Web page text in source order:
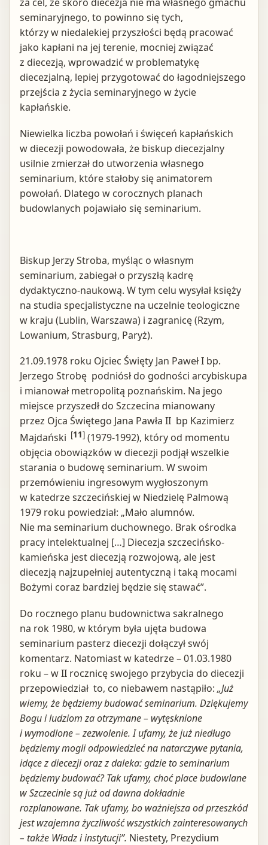
za cel, że skoro diecezja nie ma własnego gmachu
seminaryjnego, to powinno się tych,
którzy w niedalekiej przyszłości będą pracować
jako kapłani na jej terenie, mocniej związać
z diecezją, wprowadzić w problematykę
diecezjalną, lepiej przygotować do łagodniejszego
przejścia z życia seminaryjnego w życie
kapłańskie.
Niewielka liczba powołań i święceń kapłańskich
w diecezji powodowała, że biskup diecezjalny
usilnie zmierzał do utworzenia własnego
seminarium, które stałoby się animatorem
powołań. Dlatego w corocznych planach
budowlanych pojawiało się seminarium.
Biskup Jerzy Stroba, myśląc o własnym
seminarium, zabiegał o przyszłą kadrę
dydaktyczno-naukową. W tym celu wysyłał księży
na studia specjalistyczne na uczelnie teologiczne
w kraju (Lublin, Warszawa) i zagranicę (Rzym,
Lowanium, Strasburg, Paryż).
21.09.1978 roku Ojciec Święty Jan Paweł I bp.
Jerzego Strobę podniósł do godności arcybiskupa
i mianował metropolitą poznańskim. Na jego
miejsce przyszedł do Szczecina mianowany
przez Ojca Świętego Jana Pawła II bp Kazimierz
Majdański [11] (1979-1992), który od momentu
objęcia obowiązków w diecezji podjął wszelkie
starania o budowę seminarium. W swoim
przemówieniu ingresowym wygłoszonym
w katedrze szczecińskiej w Niedzielę Palmową
1979 roku powiedział: „Mało alumnów.
Nie ma seminarium duchownego. Brak ośrodka
pracy intelektualnej […] Diecezja szczecińsko-
kamieńska jest diecezją rozwojową, ale jest
diecezją najzupełniej autentyczną i taką mocami
Bożymi coraz bardziej będzie się stawać”.
Do rocznego planu budownictwa sakralnego
na rok 1980, w którym była ujęta budowa
seminarium pasterz diecezji dołączył swój
komentarz. Natomiast w katedrze – 01.03.1980
roku – w II rocznicę swojego przybycia do diecezji
przepowiedział to, co niebawem nastąpiło: „Już
wiemy, że będziemy budować seminarium. Dziękujemy
Bogu i ludziom za otrzymane – wytęsknione
i wymodlone – zezwolenie. I ufamy, że już niedługo
będziemy mogli odpowiedzieć na natarczywe pytania,
idące z diecezji oraz z daleka: gdzie to seminarium
będziemy budować? Tak ufamy, choć place budowlane
w Szczecinie są już od dawna dokładnie
rozplanowane. Tak ufamy, bo ważniejsza od przeszkód
jest wzajemna życzliwość wszystkich zainteresowanych
– także Władz i instytucji”. Niestety, Prezydium